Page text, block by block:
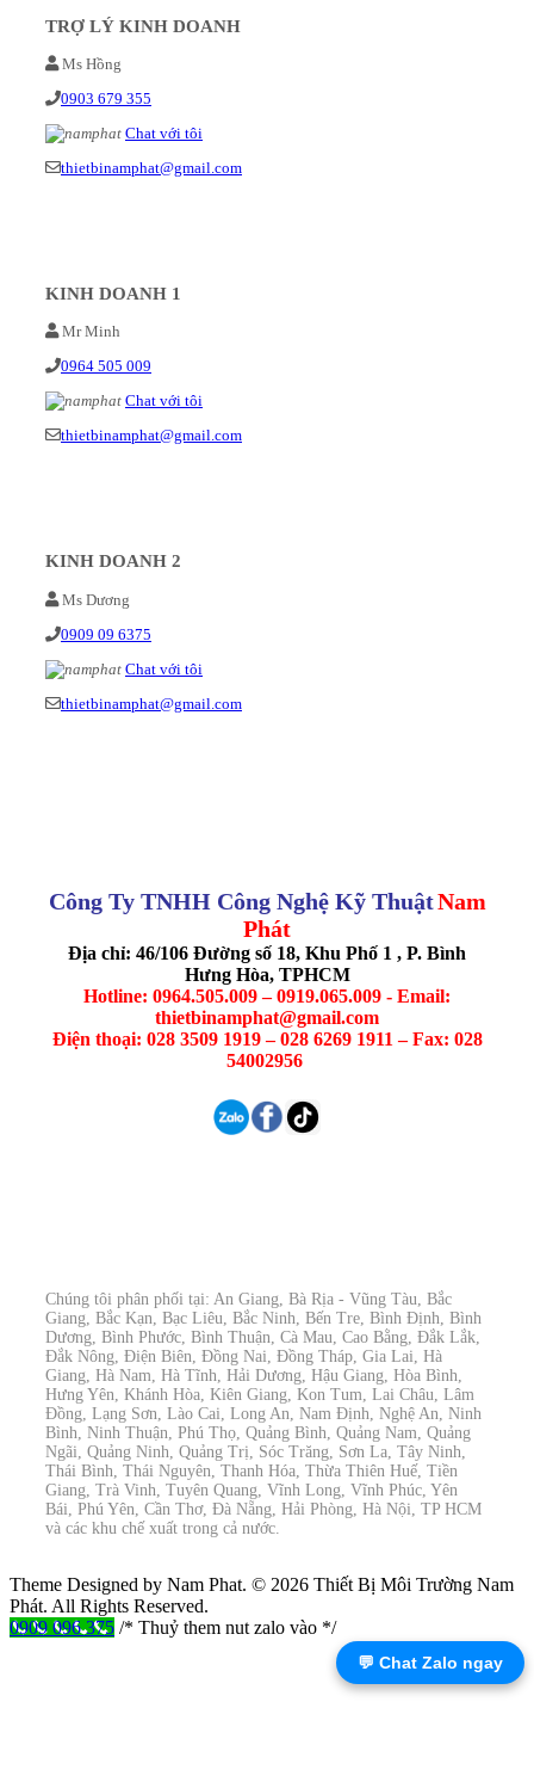
TRỢ LÝ KINH DOANH
Ms Hồng
0903 679 355
Chat với tôi
thietbinamphat@gmail.com
KINH DOANH 1
Mr Minh
0964 505 009
Chat với tôi
thietbinamphat@gmail.com
KINH DOANH 2
Ms Dương
0909 09 6375
Chat với tôi
thietbinamphat@gmail.com
Công Ty TNHH Công Nghệ Kỹ ThuậtNam
Phát
Địa chỉ: 46/106 Đường số 18, Khu Phố 1 , P. Bình
Hưng Hòa, TPHCM
Hotline: 0964.505.009 – 0919.065.009 - Email:
thietbinamphat@gmail.com
Điện thoại: 028 3509 1919 – 028 6269 1911 – Fax: 028
54002956
Chúng tôi phân phối tại: An Giang, Bà Rịa - Vũng Tàu, Bắc
Giang, Bắc Kạn, Bạc Liêu, Bắc Ninh, Bến Tre, Bình Định, Bình
Dương, Bình Phước, Bình Thuận, Cà Mau, Cao Bằng, Đắk Lắk,
Đắk Nông, Điện Biên, Đồng Nai, Đồng Tháp, Gia Lai, Hà
Giang, Hà Nam, Hà Tĩnh, Hải Dương, Hậu Giang, Hòa Bình,
Hưng Yên, Khánh Hòa, Kiên Giang, Kon Tum, Lai Châu, Lâm
Đồng, Lạng Sơn, Lào Cai, Long An, Nam Định, Nghệ An, Ninh
Bình, Ninh Thuận, Phú Thọ, Quảng Bình, Quảng Nam, Quảng
Ngãi, Quảng Ninh, Quảng Trị, Sóc Trăng, Sơn La, Tây Ninh,
Thái Bình, Thái Nguyên, Thanh Hóa, Thừa Thiên Huế, Tiền
Giang, Trà Vinh, Tuyên Quang, Vĩnh Long, Vĩnh Phúc, Yên
Bái, Phú Yên, Cần Thơ, Đà Nẵng, Hải Phòng, Hà Nội, TP HCM
và các khu chế xuất trong cả nước.
Theme Designed by Nam Phat. © 2026 Thiết Bị Môi Trường Nam
Phát. All Rights Reserved.
0909 096 375 /* Thuỷ them nut zalo vào */
💬 Chat Zalo ngay